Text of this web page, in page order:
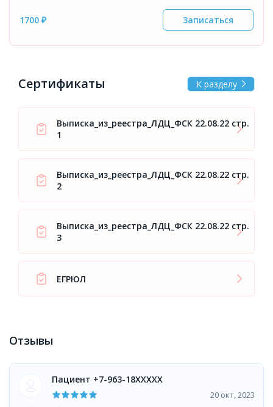
1700 ₽ Записаться
Сертификаты К разделу
Выписка_из_реестра_ЛДЦ_ФСК 22.08.22 стр.
1
Выписка_из_реестра_ЛДЦ_ФСК 22.08.22 стр.
2
Выписка_из_реестра_ЛДЦ_ФСК 22.08.22 стр.
3
ЕГРЮЛ
Отзывы
Пациент +7-963-18XXXXX
20 окт, 2023